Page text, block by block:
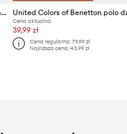
United Colors of Benetton t-shirt niemowlęcy
Cena aktualna:
39,99 zł
Cena regularna: 79,99 zł
Najniższa cena: 43,99 zł